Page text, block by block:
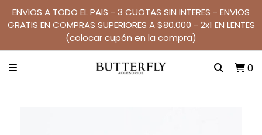
ENVIOS A TODO EL PAIS - 3 CUOTAS SIN INTERES - ENVIOS
GRATIS EN COMPRAS SUPERIORES A $80.000 - 2x1 EN LENTES
(colocar cupón en la compra)
0